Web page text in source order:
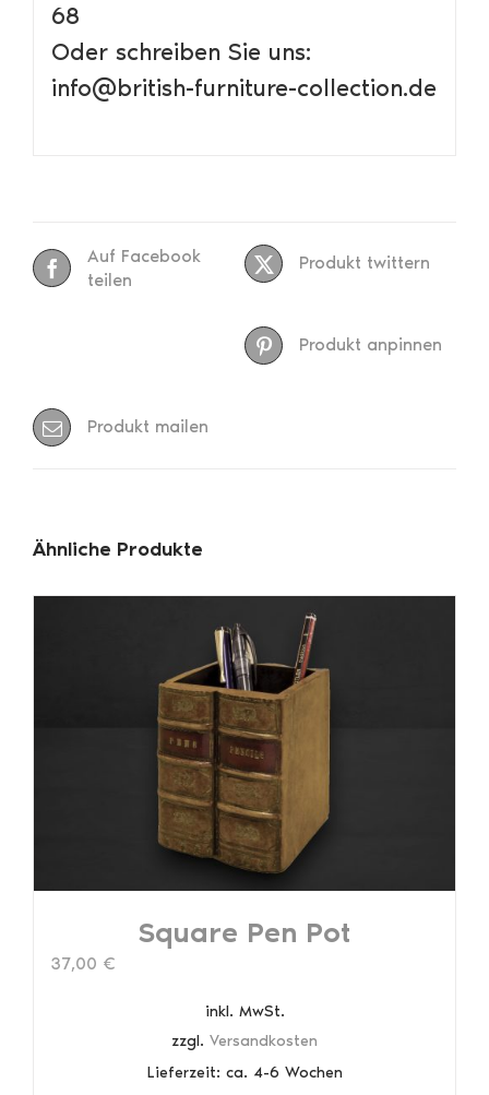
68
Oder schreiben Sie uns:
info@british-furniture-collection.de
Auf Facebook
teilen
Produkt twittern
Produkt anpinnen
Produkt mailen
Ähnliche Produkte
Square Pen Pot
37,00 €
inkl. MwSt.
zzgl. Versandkosten
Lieferzeit: ca. 4-6 Wochen